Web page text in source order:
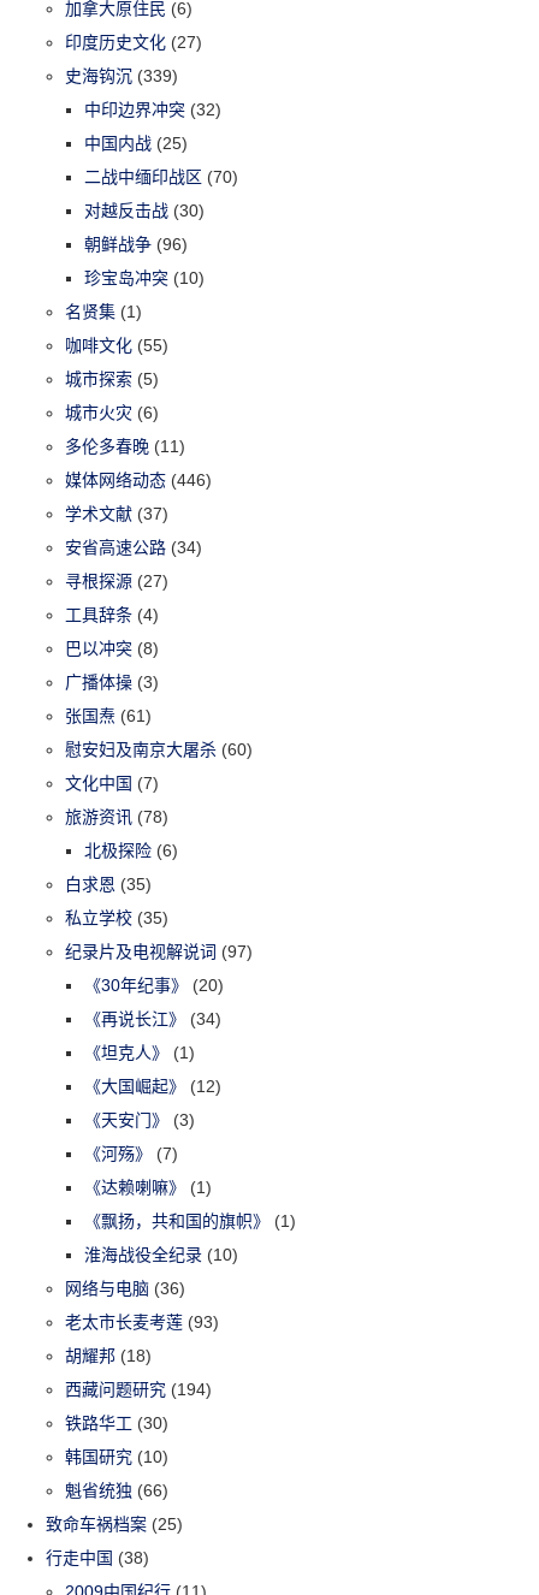
加拿大原住民 (6)
印度历史文化 (27)
史海钩沉 (339)
中印边界冲突 (32)
中国内战 (25)
二战中缅印战区 (70)
对越反击战 (30)
朝鲜战争 (96)
珍宝岛冲突 (10)
名贤集 (1)
咖啡文化 (55)
城市探索 (5)
城市火灾 (6)
多伦多春晚 (11)
媒体网络动态 (446)
学术文献 (37)
安省高速公路 (34)
寻根探源 (27)
工具辞条 (4)
巴以冲突 (8)
广播体操 (3)
张国焘 (61)
慰安妇及南京大屠杀 (60)
文化中国 (7)
旅游资讯 (78)
北极探险 (6)
白求恩 (35)
私立学校 (35)
纪录片及电视解说词 (97)
《30年纪事》
(20)
《再说长江》
(34)
《坦克人》
(1)
《大国崛起》
(12)
《天安门》
(3)
《河殇》
(7)
《达赖喇嘛》
(1)
《飘扬，共和国的旗帜》
(1)
淮海战役全纪录 (10)
网络与电脑 (36)
老太市长麦考莲 (93)
胡耀邦 (18)
西藏问题研究 (194)
铁路华工 (30)
韩国研究 (10)
魁省统独 (66)
致命车祸档案 (25)
行走中国 (38)
2009中国纪行 (11)